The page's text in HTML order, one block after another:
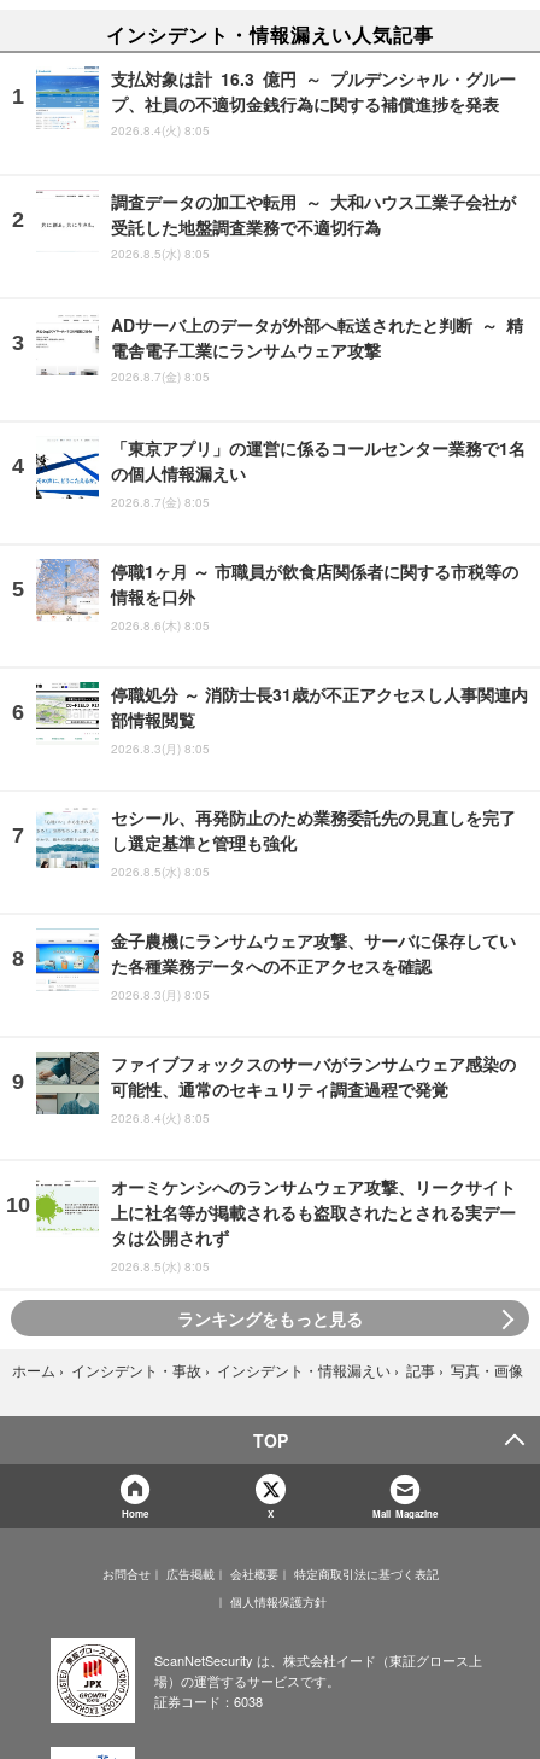
インシデント・情報漏えい人気記事
支払対象は計 16.3 億円 ～ プルデンシャル・グルー
プ、社員の不適切金銭行為に関する補償進捗を発表
2026.8.4(火) 8:05
調査データの加工や転用 ～ 大和ハウス工業子会社が
受託した地盤調査業務で不適切行為
2026.8.5(水) 8:05
ADサーバ上のデータが外部へ転送されたと判断 ～ 精
電舎電子工業にランサムウェア攻撃
2026.8.7(金) 8:05
「東京アプリ」の運営に係るコールセンター業務で1名
の個人情報漏えい
2026.8.7(金) 8:05
停職1ヶ月 ～ 市職員が飲食店関係者に関する市税等の
情報を口外
2026.8.6(木) 8:05
停職処分 ～ 消防士長31歳が不正アクセスし人事関連内
部情報閲覧
2026.8.3(月) 8:05
セシール、再発防止のため業務委託先の見直しを完了
し選定基準と管理も強化
2026.8.5(水) 8:05
金子農機にランサムウェア攻撃、サーバに保存してい
た各種業務データへの不正アクセスを確認
2026.8.3(月) 8:05
ファイブフォックスのサーバがランサムウェア感染の
可能性、通常のセキュリティ調査過程で発覚
2026.8.4(火) 8:05
オーミケンシへのランサムウェア攻撃、リークサイト
上に社名等が掲載されるも盗取されたとされる実デー
タは公開されず
2026.8.5(水) 8:05
ランキングをもっと見る
ホーム › インシデント・事故 › インシデント・情報漏えい › 記事 › 写真・画像
TOP
Home X Mail Magazine
お問合せ 広告掲載 会社概要
特定商取引法に基づく表記
個人情報保護方針
ScanNetSecurity は、株式会社イード（東証グロース上
場）の運営するサービスです。
証券コード：6038